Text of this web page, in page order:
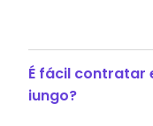
É fácil contratar
iungo?